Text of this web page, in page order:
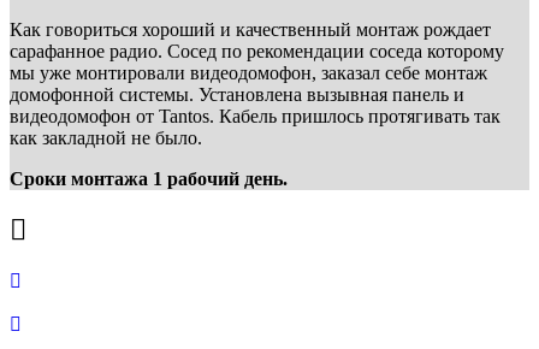
Как говориться хороший и качественный монтаж рождает
сарафанное радио. Сосед по рекомендации соседа которому
мы уже монтировали видеодомофон, заказал себе монтаж
домофонной системы. Установлена вызывная панель и
видеодомофон от Tantos. Кабель пришлось протягивать так
как закладной не было.
Сроки монтажа 1 рабочий день.